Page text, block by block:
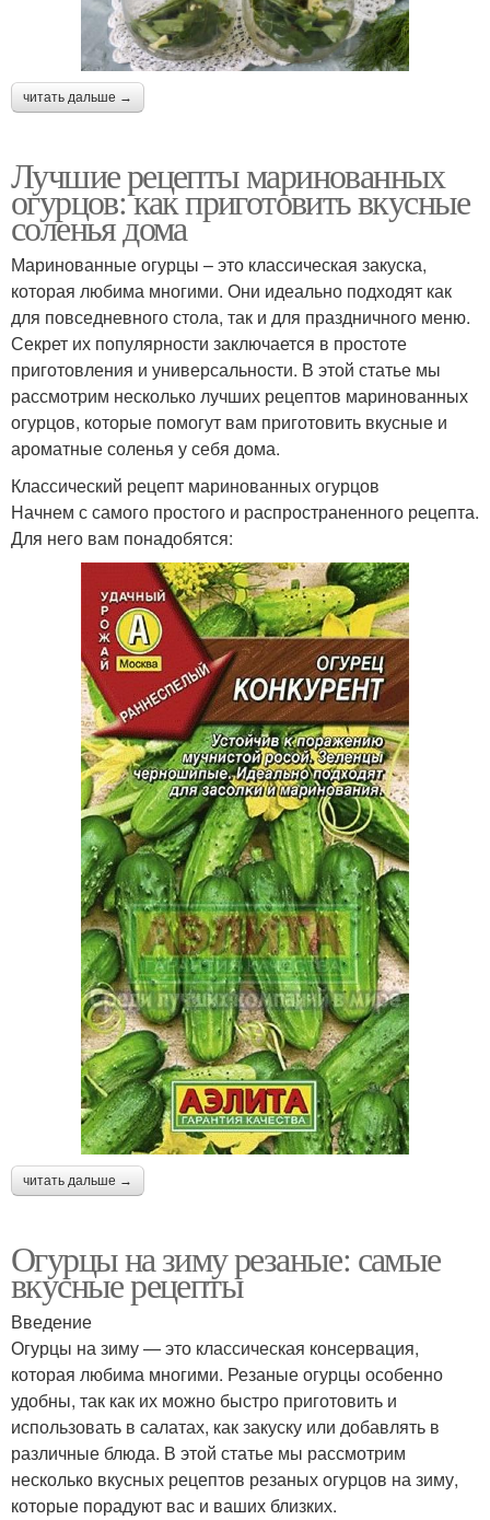
читать дальше →
Лучшие рецепты маринованных
огурцов: как приготовить вкусные
соленья дома
Маринованные огурцы – это классическая закуска,
которая любима многими. Они идеально подходят как
для повседневного стола, так и для праздничного меню.
Секрет их популярности заключается в простоте
приготовления и универсальности. В этой статье мы
рассмотрим несколько лучших рецептов маринованных
огурцов, которые помогут вам приготовить вкусные и
ароматные соленья у себя дома.
Классический рецепт маринованных огурцов
Начнем с самого простого и распространенного рецепта.
Для него вам понадобятся:
читать дальше →
Огурцы на зиму резаные: самые
вкусные рецепты
Введение
Огурцы на зиму — это классическая консервация,
которая любима многими. Резаные огурцы особенно
удобны, так как их можно быстро приготовить и
использовать в салатах, как закуску или добавлять в
различные блюда. В этой статье мы рассмотрим
несколько вкусных рецептов резаных огурцов на зиму,
которые порадуют вас и ваших близких.